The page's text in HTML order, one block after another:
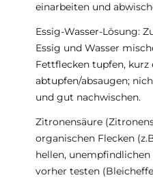
einarbeiten und
Essig-Wasser-Lösung:
Essig und Wasser
Fettflecken tupfen, kurz
abtupfen/absaugen;
und gut nachwischen.
Zitronensäure
organischen Flecken
hellen,
vorher testen